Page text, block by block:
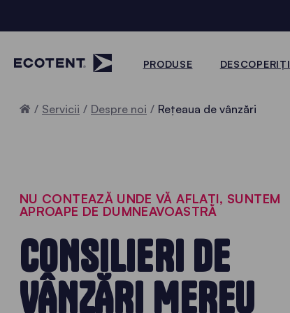
PRODUSE DESCOPERIȚI
Home
Servicii Despre noi Rețeaua de vânzări
NU CONTEAZĂ UNDE VĂ AFLAȚI, SUNTEM
APROAPE DE DUMNEAVOASTRĂ
CONSILIERI DE
VÂNZĂRI MEREU